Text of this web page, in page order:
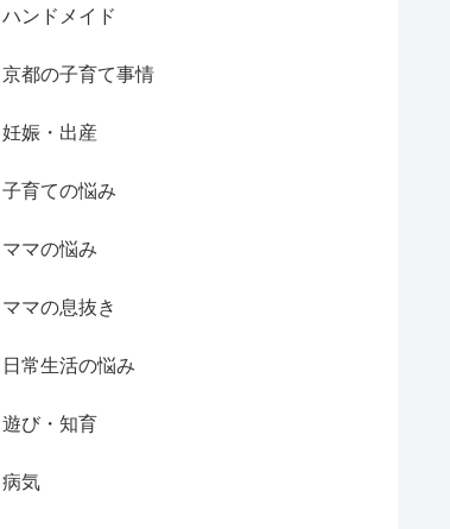
ハンドメイド
京都の子育て事情
妊娠・出産
子育ての悩み
ママの悩み
ママの息抜き
日常生活の悩み
遊び・知育
病気